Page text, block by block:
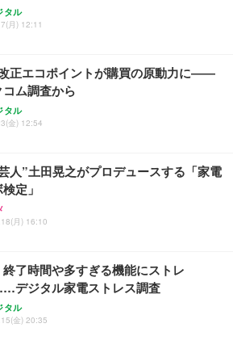
タル
月) 12:11
正エコポイントが購買の原動力に――
ム調査から
タル
金) 12:54
人”土田晃之がプロデュースする「家電
定」
月) 16:10
終了時間や多すぎる機能にストレ
デジタル家電ストレス調査
タル
金) 20:35